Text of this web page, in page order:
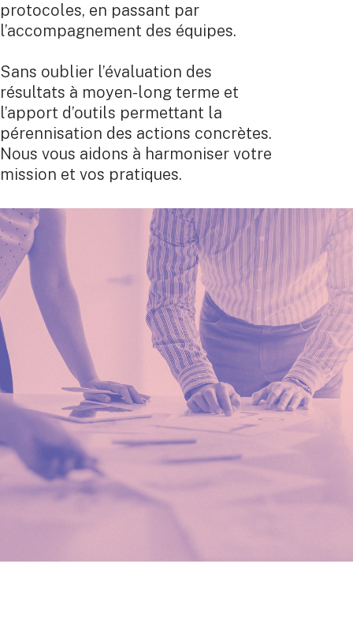
protocoles, en passant par
l’accompagnement des équipes.
Sans oublier l’évaluation des
résultats à moyen-long terme et
l’apport d’outils permettant la
pérennisation des actions concrètes.
Nous vous aidons à harmoniser votre
mission et vos pratiques.